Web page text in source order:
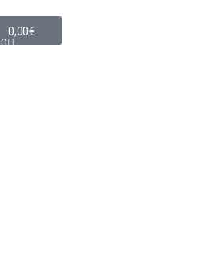
Panier
0,00€
0